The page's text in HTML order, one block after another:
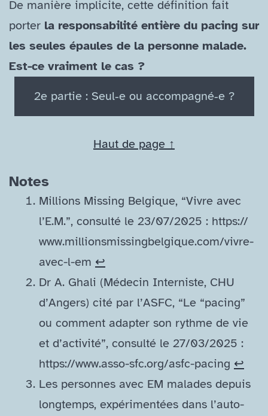
De manière implicite, cette définition fait
porter la responsabilité entière du pacing sur
les seules épaules de la personne malade.
Est-​ce vraiment le cas ?
2e partie : Seul‑e ou accompagné‑e ?
Haut de page ↑
Notes
Millions Missing Belgique, “Vivre avec
l’E.M.”, consulté le 23/​07/​2025 : https://​
www​.millionsmissingbelgique​.com/​v​i​v​r​e​-​
a​v​e​c​-​l​-em ↩︎
Dr A. Ghali (Médecin Interniste, CHU
d’Angers) cité par l’ASFC, “Le “pacing”
ou comment adapter son rythme de vie
et d’activité”, consulté le 27/​03/​2025 :
https://​www​.asso​-sfc​.org/​a​s​f​c​-​p​a​c​ing ↩︎
Les personnes avec EM malades depuis
longtemps, expérimentées dans l’auto-​